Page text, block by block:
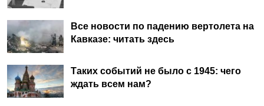
Все новости по падению вертолета на
Кавказе: читать здесь
Таких событий не было с 1945: чего
ждать всем нам?